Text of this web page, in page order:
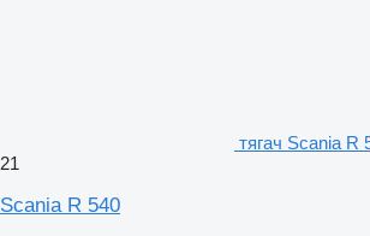
тягач Scania R
21
Scania R 540